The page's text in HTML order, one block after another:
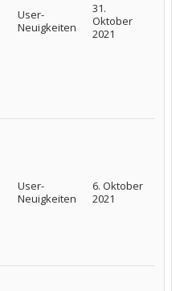
User-
Neuigkeiten
31.
Oktober
2021
User-
Neuigkeiten
6. Oktober
2021